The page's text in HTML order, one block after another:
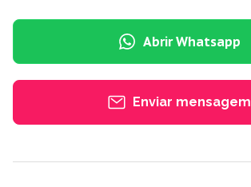
Abrir Whatsapp
Enviar mensagem